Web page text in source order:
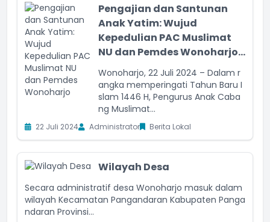
Pengajian dan Santunan
Anak Yatim: Wujud
Kepedulian PAC Muslimat
NU dan Pemdes Wonoharjo...
Wonoharjo, 22 Juli 2024 – Dalam r
angka memperingati Tahun Baru I
slam 1446 H, Pengurus Anak Caba
ng Muslimat...
22 Juli 2024 Administrator Berita Lokal
Wilayah Desa
Secara administratif desa Wonoharjo masuk dalam
wilayah Kecamatan Pangandaran Kabupaten Panga
ndaran Provinsi...